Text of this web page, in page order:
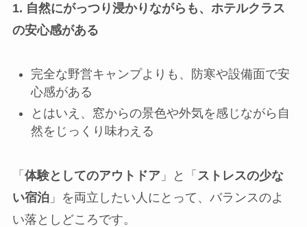
1. 自然にがっつり浸かりながらも、ホテルクラス
の安心感がある
完全な野営キャンプよりも、防寒や設備面で安
心感がある
とはいえ、窓からの景色や外気を感じながら自
然をじっくり味わえる
「 体験としてのアウトドア」と「 ストレスの少な
い宿泊」を両立したい人にとって、バランスのよ
い落としどころです。